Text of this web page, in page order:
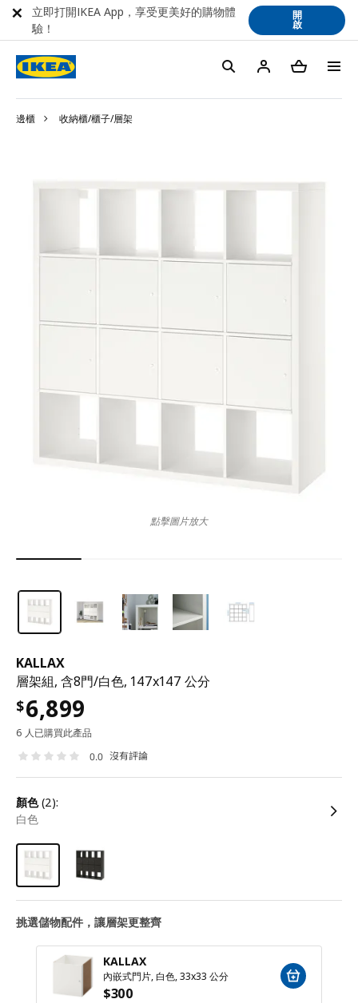
邊櫃 收納櫃/櫃子/層架
KALLAX
層架組, 含8門/白色, 147x147 公分
$6,899
6 人已購買此產品
0.0 沒有評論
顏色(2):
白色
挑選儲物配件，讓層架更整齊
KALLAX
內嵌式門片, 白色, 33x33 公分
$300
點擊圖片放大
立即打開IKEA App，享受更美好的購物體
驗！
開
啟